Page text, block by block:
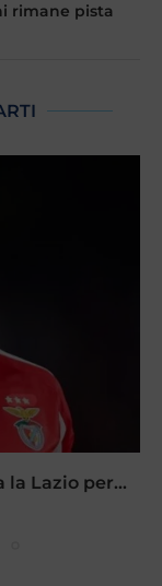
rimane pista
la Lazio per...